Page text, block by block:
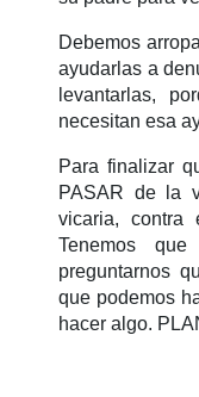
Debemos
ayudarlas a
levantarlas,
necesitan esa
Para finalizar
PASAR de la
vicaria, contra
Tenemos
preguntarnos
que podemos
hacer algo.